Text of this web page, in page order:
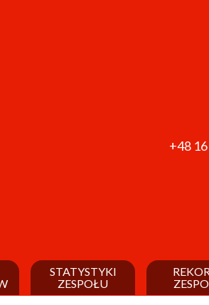
+48
STATYSTYKI
ZESPOŁU